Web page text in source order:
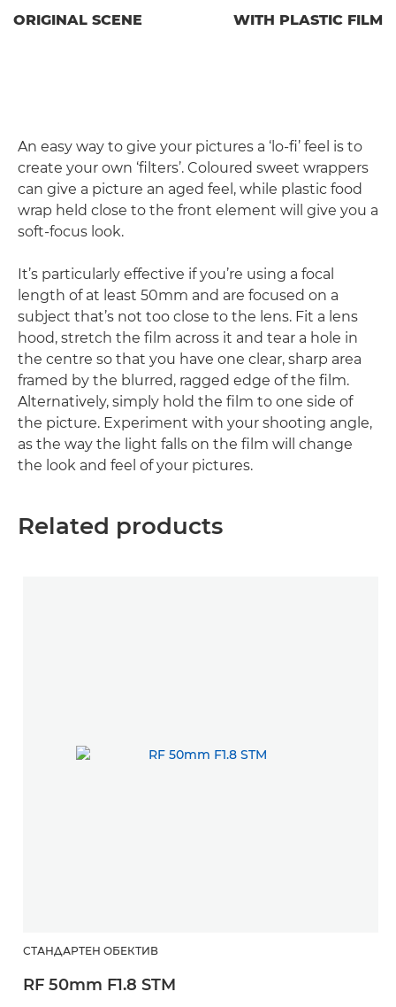
ORIGINAL SCENE WITH PLASTIC FILM
An easy way to give your pictures a ‘lo-fi’ feel is to
create your own ‘filters’. Coloured sweet wrappers
can give a picture an aged feel, while plastic food
wrap held close to the front element will give you a
soft-focus look.
It’s particularly effective if you’re using a focal
length of at least 50mm and are focused on a
subject that’s not too close to the lens. Fit a lens
hood, stretch the film across it and tear a hole in
the centre so that you have one clear, sharp area
framed by the blurred, ragged edge of the film.
Alternatively, simply hold the film to one side of
the picture. Experiment with your shooting angle,
as the way the light falls on the film will change
the look and feel of your pictures.
Related products
СТАНДАРТЕН ОБЕКТИВ
RF 50mm F1.8 STM